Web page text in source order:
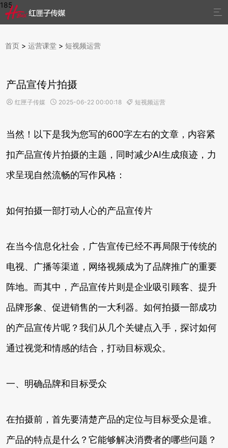
185

首页 > 运营课堂 > 短视频运营
产品宣传片拍摄
 红匣子传媒  2025-06-22 00:00:18  短视频运营
当然！以下是我为您写的600字左右的文章，内容紧
扣产品宣传片拍摄的主题，同时减少AI生成痕迹，力
求呈现自然流畅的写作风格：
如何拍摄一部打动人心的产品宣传片
在当今信息化社会，广告宣传已经不再局限于传统的
电视、广播等渠道，网络视频成为了品牌推广的重要
阵地。而其中，产品宣传片则是企业吸引顾客、提升
品牌形象、促进销售的一大利器。如何拍摄一部成功
的产品宣传片呢？我们从几个关键点入手，探讨如何
通过视觉和情感的结合，打动目标观众。
一、明确品牌和目标受众
在拍摄前，首先要清楚产品的定位与目标受众是谁。
产品的特点是什么？它能够解决消费者的哪些问题？